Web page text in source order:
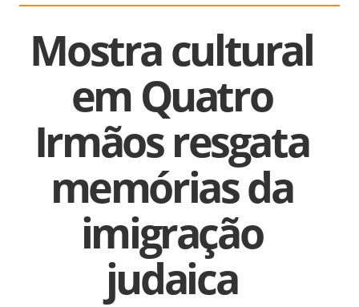
Mostra cultural
em Quatro
Irmãos resgata
memórias da
imigração
judaica